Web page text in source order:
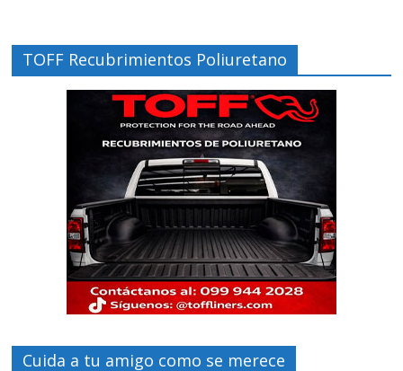
TOFF Recubrimientos Poliuretano
Cuida a tu amigo como se merece